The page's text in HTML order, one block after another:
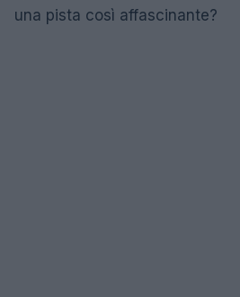
una pista così affascinante?